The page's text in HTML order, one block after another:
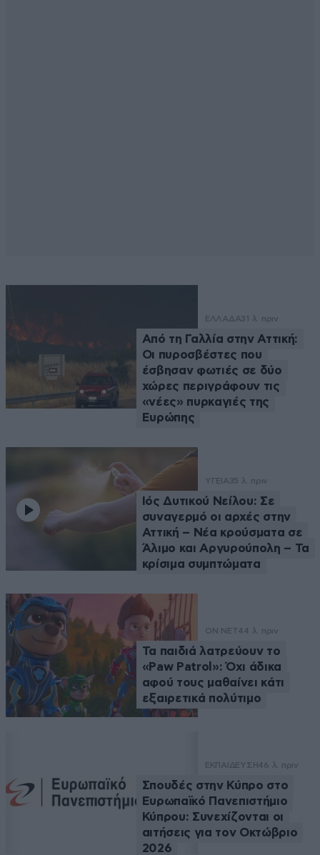
ΕΛΛΑΔΑ31 λ. πριν
Από τη Γαλλία στην Αττική:
Οι πυροσβέστες που
έσβησαν φωτιές σε δύο
χώρες περιγράφουν τις
«νέες» πυρκαγιές της
Ευρώπης
ΥΓΕΙΑ35 λ. πριν
Ιός Δυτικού Νείλου: Σε
συναγερμό οι αρχές στην
Αττική – Νέα κρούσματα σε
Άλιμο και Αργυρούπολη – Τα
κρίσιμα συμπτώματα
ON NET44 λ. πριν
Τα παιδιά λατρεύουν το
«Paw Patrol»: Όχι άδικα
αφού τους μαθαίνει κάτι
εξαιρετικά πολύτιμο
ΕΚΠΑΙΔΕΥΣΗ46 λ. πριν
Σπουδές στην Κύπρο στο
Ευρωπαϊκό Πανεπιστήμιο
Κύπρου: Συνεχίζονται οι
αιτήσεις για τον Οκτώβριο
2026